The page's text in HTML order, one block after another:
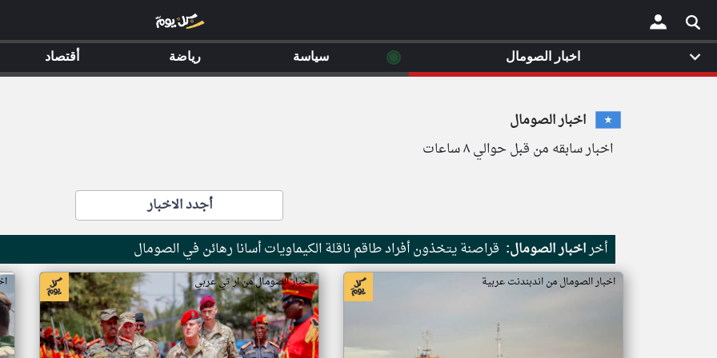
×
اخبار الصومال
اخبار سابقه من قبل حوالي ٨ ساعات
أجدد الاخبار
أخراخبار الصومال: قراصنة يتخذون أفراد طاقم ناقلة الكيماويات أسانا رهائن في الصومال
اخبار الصومال من اندبندنت عربية اخبار الصومال من ار تي عربي
اخبار الصومال ◉ سياسة رياضة أقتصاد